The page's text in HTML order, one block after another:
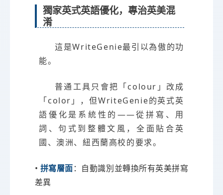
獨家英式英語優化，專治英美混
淆
這是WriteGenie最引以為傲的功
能。
普通工具只會把「colour」改成
「color」，但WriteGenie的英式英
語優化是系統性的——從拼寫、用
詞、句式到整體文風，全面貼合英
國、澳洲、紐西蘭高校的要求。
• 拼寫層面：自動識別並轉換所有英美拼寫
差異